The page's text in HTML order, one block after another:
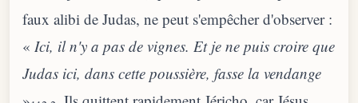
faux alibi de Judas, ne peut s'empêcher d'observer :
« Ici, il n'y a pas de vignes. Et je ne puis croire que
Judas ici, dans cette poussière, fasse la vendange